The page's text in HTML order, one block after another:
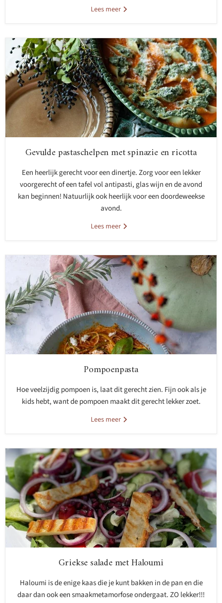
Lees meer
Gevulde pastaschelpen met spinazie en ricotta
Een heerlijk gerecht voor een dinertje. Zorg voor een lekker
voorgerecht of een tafel vol antipasti, glas wijn en de avond
kan beginnen! Natuurlijk ook heerlijk voor een doordeweekse
avond.
Lees meer
Pompoenpasta
Hoe veelzijdig pompoen is, laat dit gerecht zien. Fijn ook als je
kids hebt, want de pompoen maakt dit gerecht lekker zoet.
Lees meer
Griekse salade met Haloumi
Haloumi is de enige kaas die je kunt bakken in de pan en die
daar dan ook een smaakmetamorfose ondergaat. ZO lekker!!!